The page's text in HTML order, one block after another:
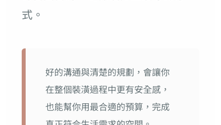
式。
好的溝通與清楚的規劃，會讓你
在整個裝潢過程中更有安全感，
也能幫你用最合適的預算，完成